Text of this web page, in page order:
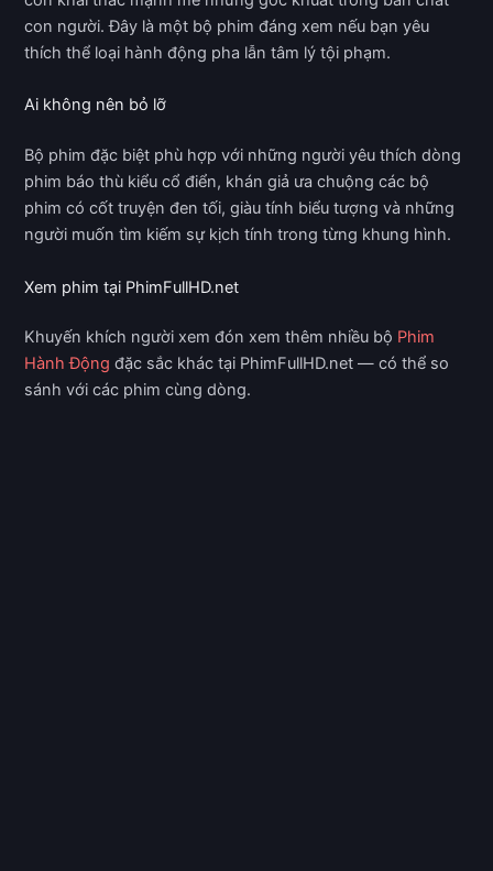
con người. Đây là một bộ phim đáng xem nếu bạn yêu
thích thể loại hành động pha lẫn tâm lý tội phạm.
Ai không nên bỏ lỡ
Bộ phim đặc biệt phù hợp với những người yêu thích dòng
phim báo thù kiểu cổ điển, khán giả ưa chuộng các bộ
phim có cốt truyện đen tối, giàu tính biểu tượng và những
người muốn tìm kiếm sự kịch tính trong từng khung hình.
Xem phim tại PhimFullHD.net
Khuyến khích người xem đón xem thêm nhiều bộ Phim
Hành Động đặc sắc khác tại PhimFullHD.net — có thể so
sánh với các phim cùng dòng.